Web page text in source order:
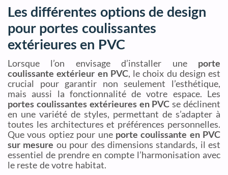
Les différentes options de design
pour portes coulissantes
extérieures en PVC
Lorsque l’on envisage d’installer une porte
coulissante extérieur en PVC, le choix du design est
crucial pour garantir non seulement l’esthétique,
mais aussi la fonctionnalité de votre espace. Les
portes coulissantes extérieures en PVC se déclinent
en une variété de styles, permettant de s’adapter à
toutes les architectures et préférences personnelles.
Que vous optiez pour une porte coulissante en PVC
sur mesure ou pour des dimensions standards, il est
essentiel de prendre en compte l’harmonisation avec
le reste de votre habitat.